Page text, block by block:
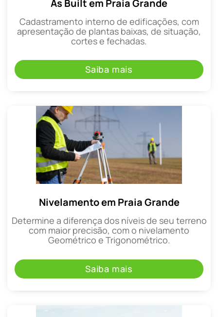
As Built em Praia Grande
Cadastramento interno de edificações, com
apresentação de plantas baixas, de situação,
cortes e fechadas.
Saiba mais
Nivelamento em Praia Grande
Determine a diferença dos níveis de seu terreno
com maior precisão, com o nivelamento
Geométrico e Trigonométrico.
Saiba mais